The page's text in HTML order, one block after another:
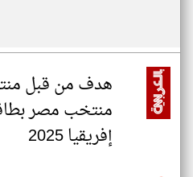
هدف من قبل
منتخب مصر
إفريقيا 2025